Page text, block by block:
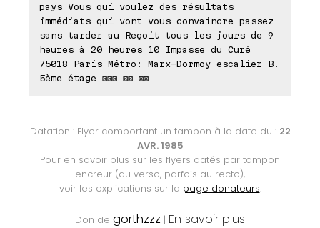
pays Vous qui voulez des résultats
immédiats qui vont vous convaincre passez
sans tarder au Reçoit tous les jours de 9
heures à 20 heures 10 Impasse du Curé
75018 Paris Métro: Marx-Dormoy escalier B.
5ème étage ⊠⊠⊠ ⊠⊠ ⊠⊠
Datation : Flyer comportant un tampon à la date du : 22
AVR. 1985
Pour en savoir plus sur les flyers datés par tampon
encreur (au verso, parfois au recto),
voir les explications sur la page donateurs.
Don de gorthzzz | En savoir plus